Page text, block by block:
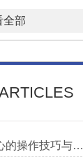
全部
VMC855加工中心的操作技巧与维护指南